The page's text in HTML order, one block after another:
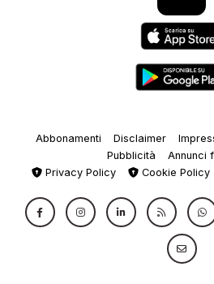
Abbonamenti Disclaimer
Pubblicità
Annunci
Privacy Policy
Cookie Policy